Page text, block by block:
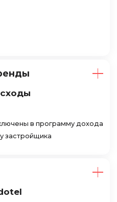
в программу дохода
застройщика